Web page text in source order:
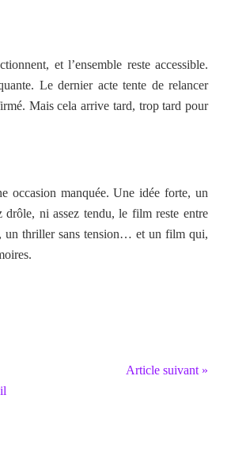
et l’ensemble reste accessible.
Le dernier acte tente de relancer
Mais cela arrive tard, trop tard pour
occasion manquée. Une idée forte, un
ni assez tendu, le film reste entre
un thriller sans tension… et un film qui,
Article suivant »